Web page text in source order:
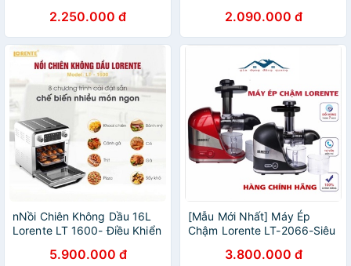
dầu điện tử dung tích lớn
16L Lorente LT-1600
2.250.000 đ 2.090.000 đ
nNồi Chiên Không Dầu 16L
Lorente LT 1600- Điều Khiển
5.900.000 đ
[Mẫu Mới Nhất] Máy Ép
Chậm Lorente LT-2066-Siêu
Hãng-BH 12 Tháng
3.800.000 đ